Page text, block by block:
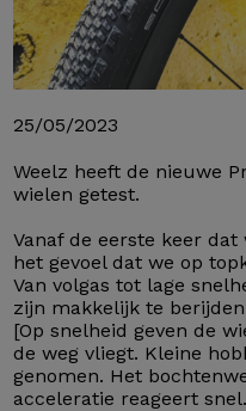
25/05/2023
Weelz heeft de nieuwe
wielen getest.
Vanaf de eerste keer
het gevoel dat we op
Van volgas tot lage
zijn makkelijk te
[Op snelheid geven de
de weg vliegt. Kleine
genomen. Het
acceleratie reageert snel.